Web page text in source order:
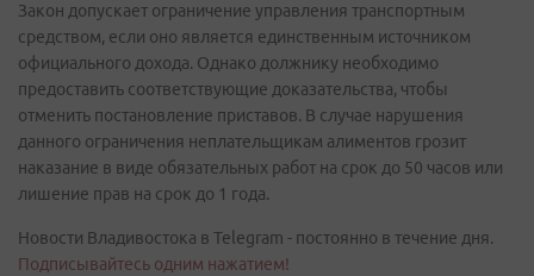
Закон допускает ограничение управления транспортным
средством, если оно является единственным источником
официального дохода. Однако должнику необходимо
предоставить соответствующие доказательства, чтобы
отменить постановление приставов. В случае нарушения
данного ограничения неплательщикам алиментов грозит
наказание в виде обязательных работ на срок до 50 часов или
лишение прав на срок до 1 года.
Новости Владивостока в Telegram - постоянно в течение дня.
Подписывайтесь одним нажатием!